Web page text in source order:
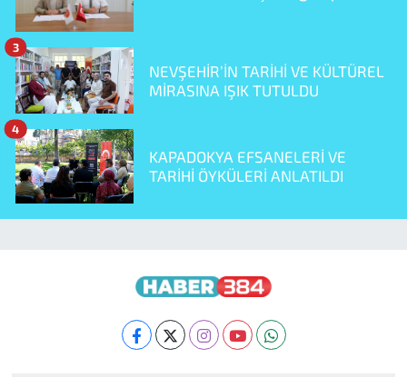
NEVŞEHİR’İN TARİHİ VE KÜLTÜREL
MİRASINA IŞIK TUTULDU
3
KAPADOKYA EFSANELERİ VE
TARİHİ ÖYKÜLERİ ANLATILDI
4